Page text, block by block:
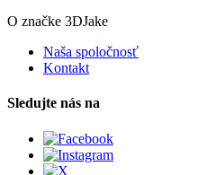
O značke 3DJake
Naša spoločnosť
Kontakt
Sledujte nás na